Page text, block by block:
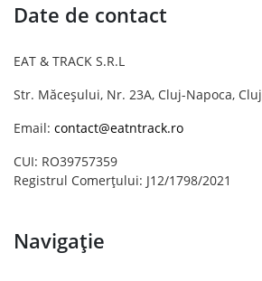
Date de contact
EAT & TRACK S.R.L
Str. Măceșului, Nr. 23A, Cluj-Napoca, Cluj
Email: contact@eatntrack.ro
CUI: RO39757359
Registrul Comerțului: J12/1798/2021
Navigație